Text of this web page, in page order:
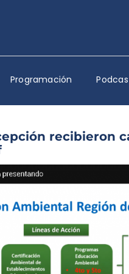
Programación
recibieron